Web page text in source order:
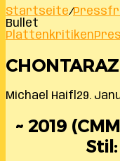
Startseite/
Bullet
Plattenkritiken
Michael Haifl 29.
~ 2019